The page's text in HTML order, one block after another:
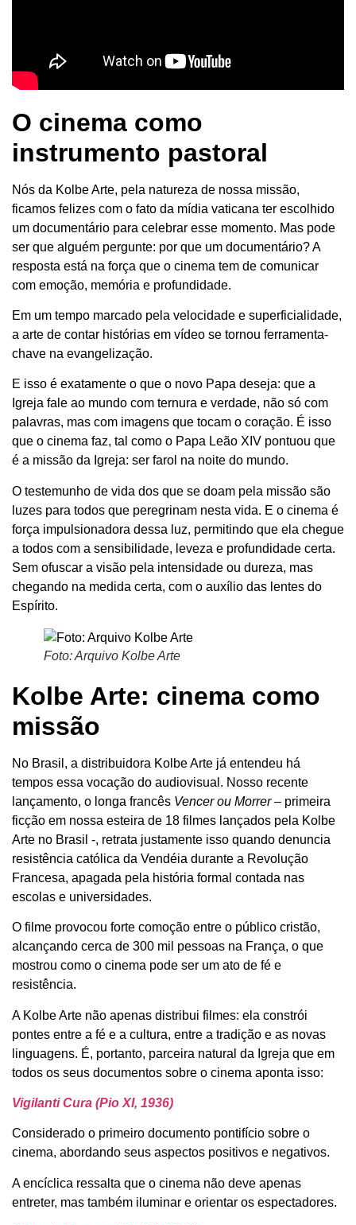
O cinema como
instrumento pastoral
Nós da Kolbe Arte, pela natureza de nossa missão,
ficamos felizes com o fato da mídia vaticana ter escolhido
um documentário para celebrar esse momento. Mas pode
ser que alguém pergunte: por que um documentário? A
resposta está na força que o cinema tem de comunicar
com emoção, memória e profundidade.
Em um tempo marcado pela velocidade e superficialidade,
a arte de contar histórias em vídeo se tornou ferramenta-
chave na evangelização.
E isso é exatamente o que o novo Papa deseja: que a
Igreja fale ao mundo com ternura e verdade, não só com
palavras, mas com imagens que tocam o coração. É isso
que o cinema faz, tal como o Papa Leão XIV pontuou que
é a missão da Igreja: ser farol na noite do mundo.
O testemunho de vida dos que se doam pela missão são
luzes para todos que peregrinam nesta vida. E o cinema é
força impulsionadora dessa luz, permitindo que ela chegue
a todos com a sensibilidade, leveza e profundidade certa.
Sem ofuscar a visão pela intensidade ou dureza, mas
chegando na medida certa, com o auxílio das lentes do
Espírito.
Foto: Arquivo Kolbe Arte
Kolbe Arte: cinema como
missão
No Brasil, a distribuidora Kolbe Arte já entendeu há
tempos essa vocação do audiovisual. Nosso recente
lançamento, o longa francês Vencer ou Morrer– primeira
ficção em nossa esteira de 18 filmes lançados pela Kolbe
Arte no Brasil -, retrata justamente isso quando denuncia
resistência católica da Vendéia durante a Revolução
Francesa, apagada pela história formal contada nas
escolas e universidades.
O filme provocou forte comoção entre o público cristão,
alcançando cerca de 300 mil pessoas na França, o que
mostrou como o cinema pode ser um ato de fé e
resistência.
A Kolbe Arte não apenas distribui filmes: ela constrói
pontes entre a fé e a cultura, entre a tradição e as novas
linguagens. É, portanto, parceira natural da Igreja que em
todos os seus documentos sobre o cinema aponta isso:
Vigilanti Cura (Pio XI, 1936)
Considerado o primeiro documento pontifício sobre o
cinema, abordando seus aspectos positivos e negativos.
A encíclica ressalta que o cinema não deve apenas
entreter, mas também iluminar e orientar os espectadores.